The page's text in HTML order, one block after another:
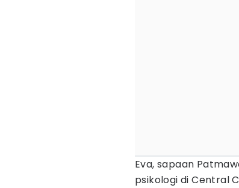
Eva, sapaan
psikologi di Central